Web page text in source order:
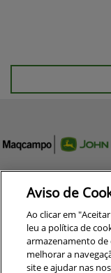
Equipamentos
Mapa do site
Política de
Aviso de
Ao clicar em
leu a política de
armazenamento
melhorar a
site e ajudar nas